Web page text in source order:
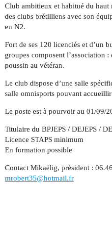
Club ambitieux et habitué du haut
des clubs brétilliens avec son
en N2.
Fort de ses 120 licenciés et d’un
groupes composent l’association
poussin au vétéran.
Le club dispose d’une salle
salle omnisports pouvant
Le poste est à pourvoir au 01/09/
Titulaire du BPJEPS / DEJEPS /
Licence STAPS minimum
En formation possible
Contact Mikaëlig, président :
mrobert35@hotmail.fr